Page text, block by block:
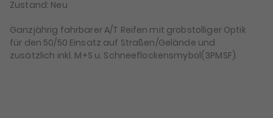
Zustand: Neu
Ganzjährig fahrbarer A/T Reifen mit grobstolliger Optik
für den 50/50 Einsatz auf Straßen/Gelände und
zusätzlich inkl. M+S u. Schneeflockensmybol(3PMSF).